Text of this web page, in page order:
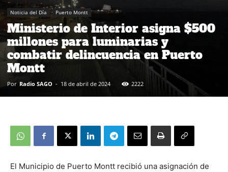
Noticia del Día Puerto Montt
Ministerio de Interior asigna $500
millones para luminarias y
combatir delincuencia en Puerto
Montt
Por Radio SAGO - 18 de abril de 2024 2222
El Municipio de Puerto Montt recibió una asignación de